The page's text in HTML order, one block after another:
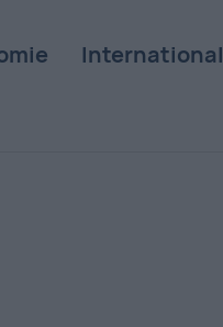
International